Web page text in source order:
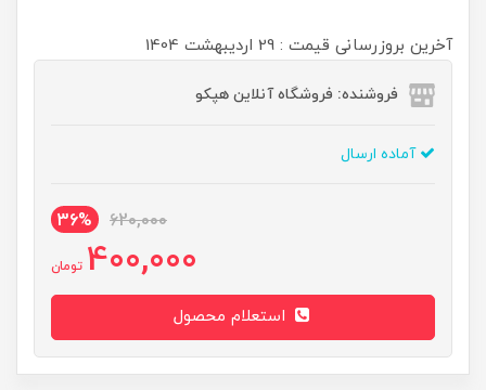
آخرین بروزرسانی قیمت : 29 ارديبهشت 1404
فروشنده: فروشگاه آنلاین هپکو
آماده ارسال
620,000
36%
400,000 تومان